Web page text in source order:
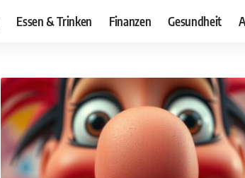
Essen & Trinken Finanzen Gesundheit